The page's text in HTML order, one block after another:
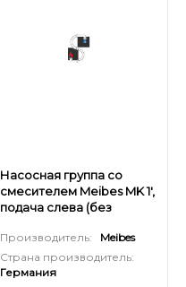
Насосная группа со
смесителем Meibes MK 1',
подача слева (без
Производитель:
Meibes
Страна производитель:
Германия